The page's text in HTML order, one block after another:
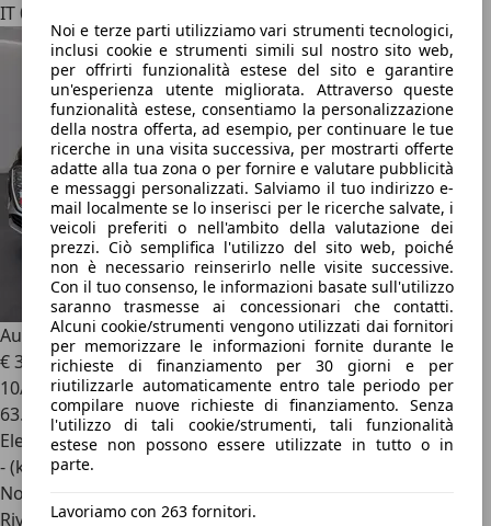
Noi e terze parti utilizziamo vari strumenti tecnologici,
inclusi cookie e strumenti simili sul nostro sito web,
per offrirti funzionalità estese del sito e garantire
un'esperienza utente migliorata. Attraverso queste
funzionalità estese, consentiamo la personalizzazione
della nostra offerta, ad esempio, per continuare le tue
ricerche in una visita successiva, per mostrarti offerte
adatte alla tua zona o per fornire e valutare pubblicità
e messaggi personalizzati. Salviamo il tuo indirizzo e-
mail localmente se lo inserisci per le ricerche salvate, i
veicoli preferiti o nell'ambito della valutazione dei
prezzi. Ciò semplifica l'utilizzo del sito web, poiché
non è necessario reinserirlo nelle visite successive.
Con il tuo consenso, le informazioni basate sull'utilizzo
saranno trasmesse ai concessionari che contatti.
Alcuni cookie/strumenti vengono utilizzati dai fornitori
per memorizzare le informazioni fornite durante le
richieste di finanziamento per 30 giorni e per
riutilizzarle automaticamente entro tale periodo per
compilare nuove richieste di finanziamento. Senza
l'utilizzo di tali cookie/strumenti, tali funzionalità
estese non possono essere utilizzate in tutto o in
parte.
Lavoriamo con 263 fornitori.
IT 05035
Audi Q4 e-tronQ4 sportback e-tron 40 s line edition
€ 35.9001
10/2023
63.638 km
Elettrica
- (kWh/100 km)
Novità
Rivenditore